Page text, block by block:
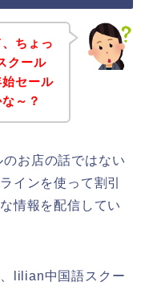
ちょっ
クール
セール
～？
お店の話ではない
インを使って割引
情報を配信してい
lilian中国語スクー